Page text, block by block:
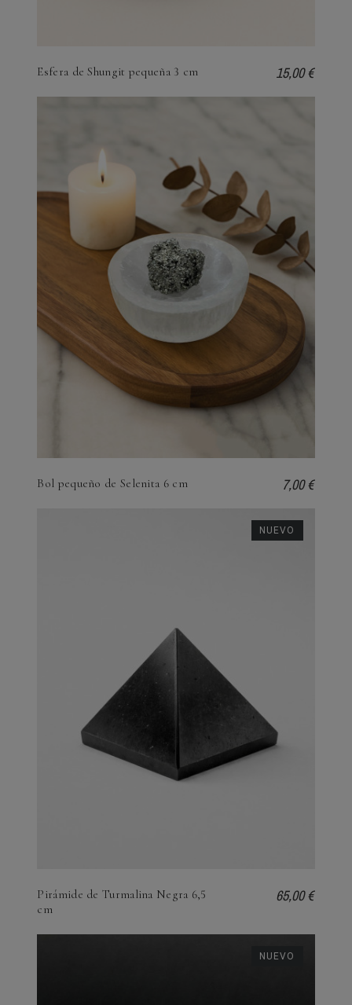
Esfera de Shungit pequeña 3 cm 15,00 €
Bol pequeño de Selenita 6 cm 7,00 €
Pirámide de Turmalina Negra 6,5
cm
65,00 €
NUEVO
NUEVO